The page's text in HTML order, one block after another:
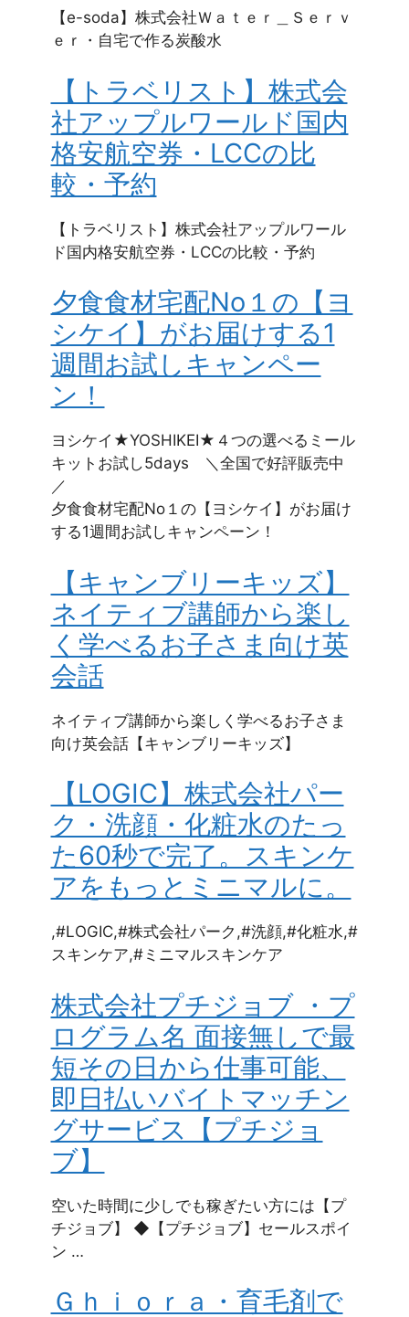
【e-soda】株式会社Ｗａｔｅｒ＿Ｓｅｒｖ
ｅｒ・自宅で作る炭酸水
【トラベリスト】株式会
社アップルワールド国内
格安航空券・LCCの比
較・予約
【トラベリスト】株式会社アップルワール
ド国内格安航空券・LCCの比較・予約
夕食食材宅配No１の【ヨ
シケイ】がお届けする1
週間お試しキャンペー
ン！
ヨシケイ★YOSHIKEI★４つの選べるミール
キットお試し5days ＼全国で好評販売中
／
夕食食材宅配No１の【ヨシケイ】がお届け
する1週間お試しキャンペーン！
【キャンブリーキッズ】
ネイティブ講師から楽し
く学べるお子さま向け英
会話
ネイティブ講師から楽しく学べるお子さま
向け英会話【キャンブリーキッズ】
【LOGIC】株式会社パー
ク・洗顔・化粧水のたっ
た60秒で完了。スキンケ
アをもっとミニマルに。
,#LOGIC,#株式会社パーク,#洗顔,#化粧水,#
スキンケア,#ミニマルスキンケア
株式会社プチジョブ ・プ
ログラム名 面接無しで最
短その日から仕事可能、
即日払いバイトマッチン
グサービス【プチジョ
ブ】
空いた時間に少しでも稼ぎたい方には【プ
チジョブ】 ◆【プチジョブ】セールスポイ
ン …
Ｇｈｉｏｒａ・育毛剤で